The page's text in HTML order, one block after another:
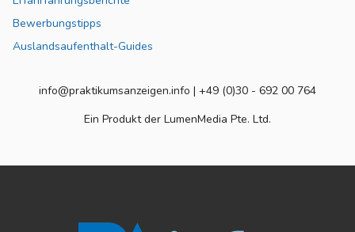
Bewerbungstipps
Auslandsaufenthalt-Guides
info@praktikumsanzeigen.info | +49 (0)30 - 692 00 764
Ein Produkt der LumenMedia Pte. Ltd.